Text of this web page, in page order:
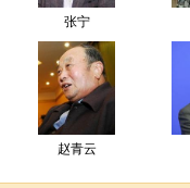
张宁
赵青云